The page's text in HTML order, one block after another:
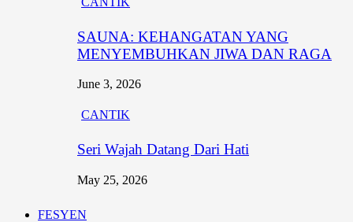
SAUNA: KEHANGATAN YANG
MENYEMBUHKAN JIWA DAN RAGA
June 3, 2026
CANTIK
Seri Wajah Datang Dari Hati
May 25, 2026
FESYEN